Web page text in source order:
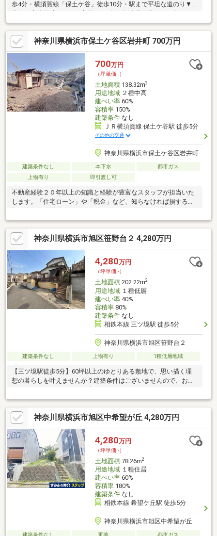
歩4分・横須賀線「保土ケ谷」徒歩10分・駅まで平坦な道のり▼
前面道路幅員は北西側約5.9m、南東・北東側約3.9m、すべて公
道・南東・北東側の間口は10m以上・お好きなハウスメーカー・
工務店で建築可能・都市ガス対応エリア▼周辺環境・西久保公園
徒歩4分(約300m)・マルエツ天王町店 徒歩5分(約340m)■ ご希望の
住まい探しをお手伝いします ━━━━━・・・物件の詳細・ご相
談はお気軽にお問い合わせください。
神奈川県横浜市保土ケ谷区岩井町 700万円
700万円
（坪単価:-）
土地面積138.32m2
用途地域２種中高
建ぺい率60%
容積率150%
建築条件なし
ＪＲ横須賀線 保土ケ谷駅 徒歩5分
その他の交通
神奈川県横浜市保土ケ谷区岩井町
建築条件なし 本下水
都市ガス
上物有り
即引渡し可
不動産経験２０年以上の知識と経験が豊富なスタッフが担当いた
します。「住宅ローン」や「税金」など、知らなければ損する情
よる個別相談を実施中～老後を見据えた将来設計や保険に関する
問題を専属のファイナンシャルプランナーが購入後もサポートし
続けます！ご相談に費用は発生いたしませんが、事前予約が必要
となります。ご不安な事やご心配事は何でもご相談ください。長
年培った経験から最適なご提案をいたします！
神奈川県横浜市旭区笹野台２ 4,280万円
4,280万円
（坪単価:-）
土地面積202.22m2
用途地域１種低層
建ぺい率40%
容積率80%
建築条件なし
相鉄本線 三ツ境駅 徒歩5分
神奈川県横浜市旭区笹野台２
建築条件なし 上物有り 1種低層地域
【三ツ境駅徒歩5分】60坪以上のゆとりある敷地で、思い描く理
想の暮らしを叶えませんか？建築条件はございませんので、お好
きなハウスメーカーや工務店で自由に一戸建てを建築していただ
けます。日当たり・風通りともに良好。周辺は交通量が少なく落
ち着いた閑静な住宅街で、小さなお子様がいるご家庭にも安心の
住環境です。駅近の利便性と開放感を兼ね備えた魅力的な立地を
ぜひ現地でお確かめください。
神奈川県横浜市旭区中希望が丘 4,280万円
4,280万円
（坪単価:-）
土地面積78.26m2
用途地域１種住居
建ぺい率60%
容積率180%
建築条件なし
相鉄本線 希望ケ丘駅 徒歩5分
神奈川県横浜市旭区中希望が丘
建築条件なし 更地 都市ガス